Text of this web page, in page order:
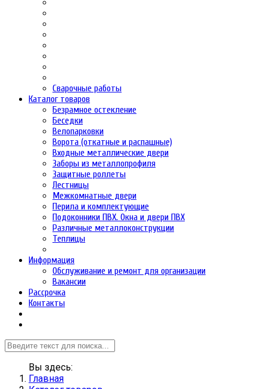
Сварочные работы
Каталог товаров
Безрамное остекление
Беседки
Велопарковки
Ворота (откатные и распашные)
Входные металлические двери
Заборы из металлопрофиля
Защитные роллеты
Лестницы
Межкомнатные двери
Перила и комплектующие
Подоконники ПВХ. Окна и двери ПВХ
Различные металлоконструкции
Теплицы
Информация
Обслуживание и ремонт для организации
Вакансии
Рассрочка
Контакты
Вы здесь:
Главная